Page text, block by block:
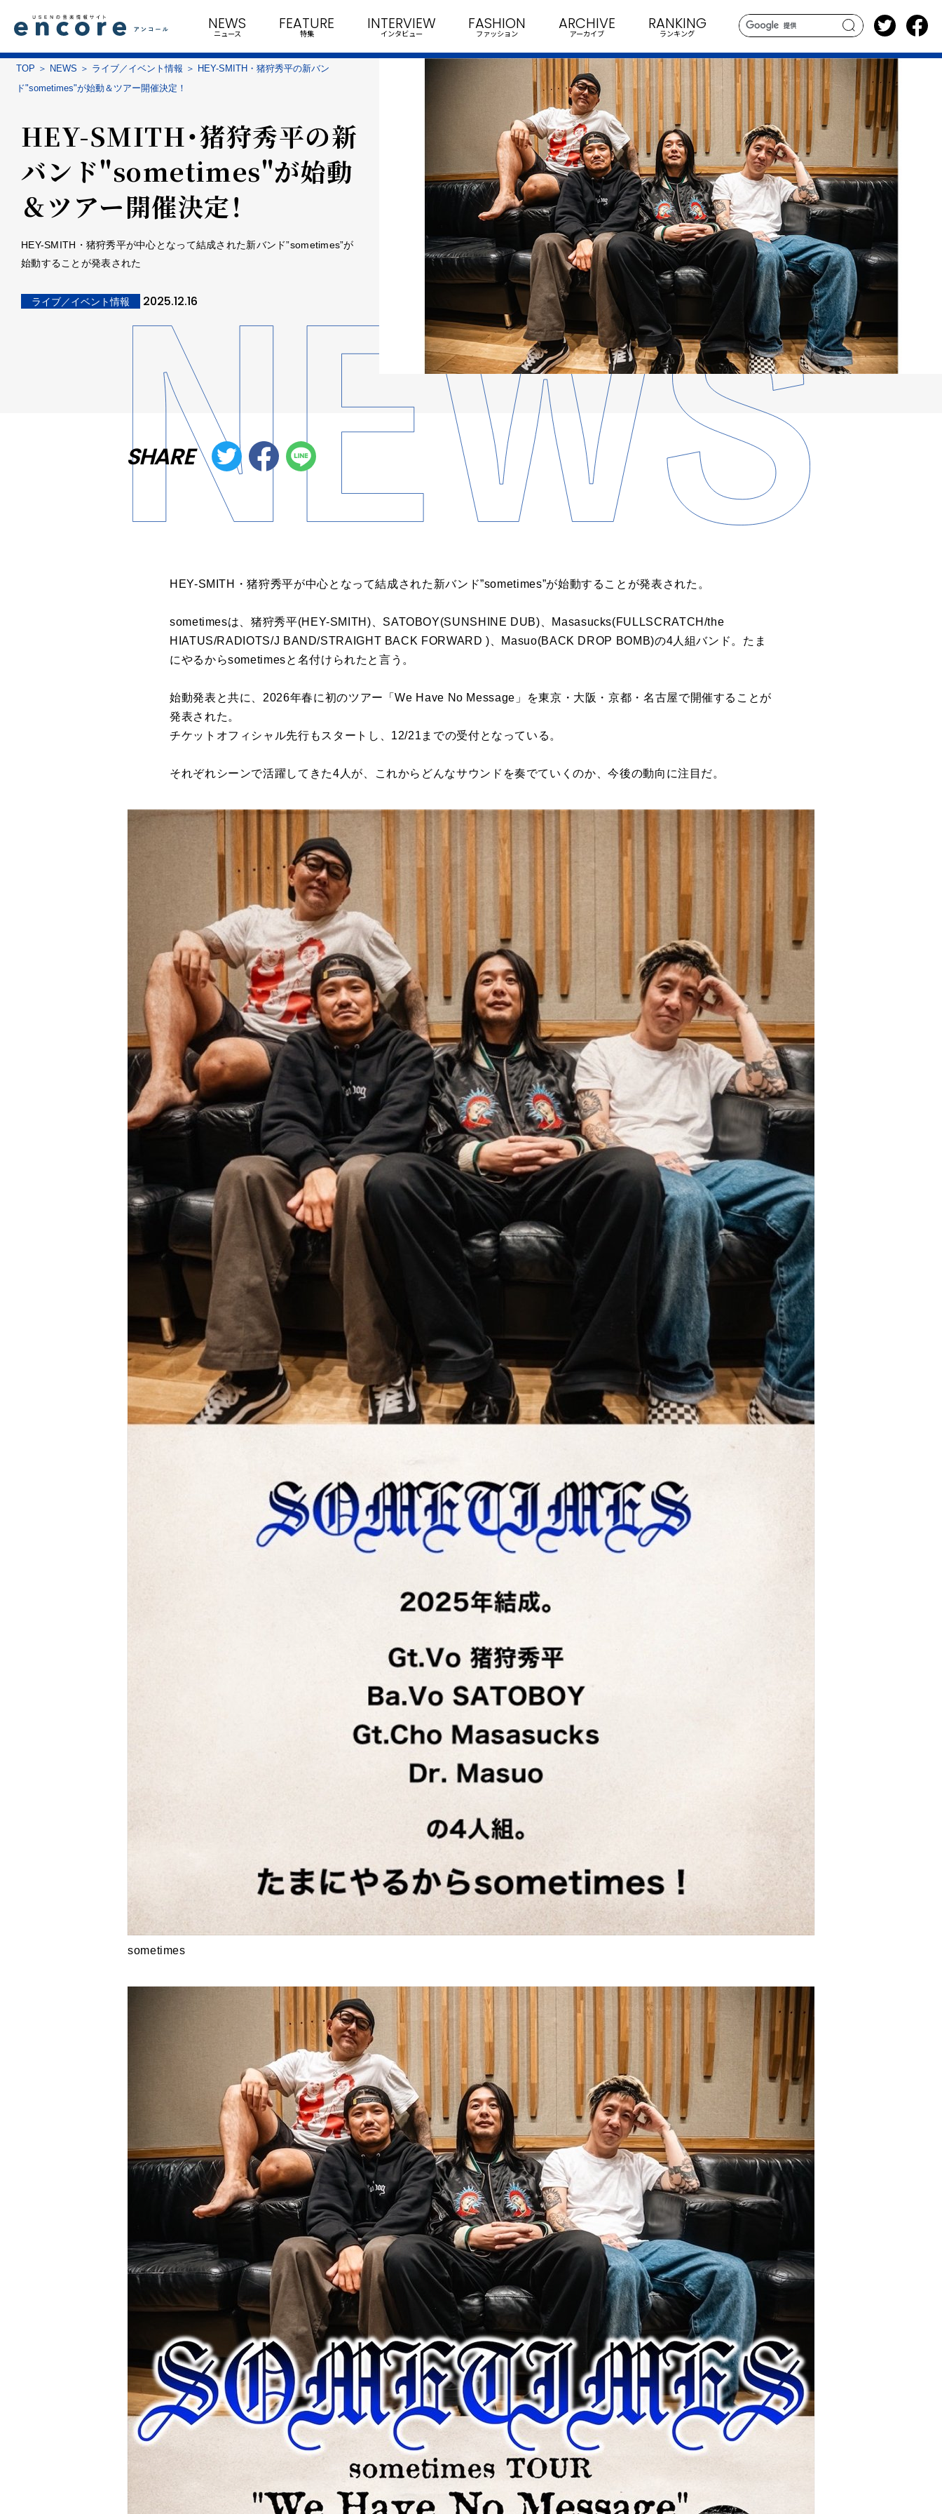
search
NEWS
ニュース
FEATURE
特集
INTERVIEW
インタビュー
FASHION
ファッション
ARCHIVE
アーカイブ
RANKING
ランキング
TOP NEWS ライブ／イベント情報
HEY-SMITH・猪狩秀平の新バン
ド"sometimes"が始動＆ツアー開催決定！
HEY-SMITH・猪狩秀平の新
バンド"sometimes"が始動
＆ツアー開催決定！
HEY-SMITH・猪狩秀平が中心となって結成された新バンド”sometimes”が
始動することが発表された
ライブ／イベント情報 2025.12.16
SHARE
HEY-SMITH・猪狩秀平が中心となって結成された新バンド”sometimes”が始動することが発表された。
sometimesは、猪狩秀平(HEY-SMITH)、SATOBOY(SUNSHINE DUB)、Masasucks(FULLSCRATCH/the
HIATUS/RADIOTS/J BAND/STRAIGHT BACK FORWARD )、Masuo(BACK DROP BOMB)の4人組バンド。たま
にやるからsometimesと名付けられたと言う。
始動発表と共に、2026年春に初のツアー「We Have No Message」を東京・大阪・京都・名古屋で開催することが
発表された。
チケットオフィシャル先行もスタートし、12/21までの受付となっている。
それぞれシーンで活躍してきた4人が、これからどんなサウンドを奏でていくのか、今後の動向に注目だ。
sometimes